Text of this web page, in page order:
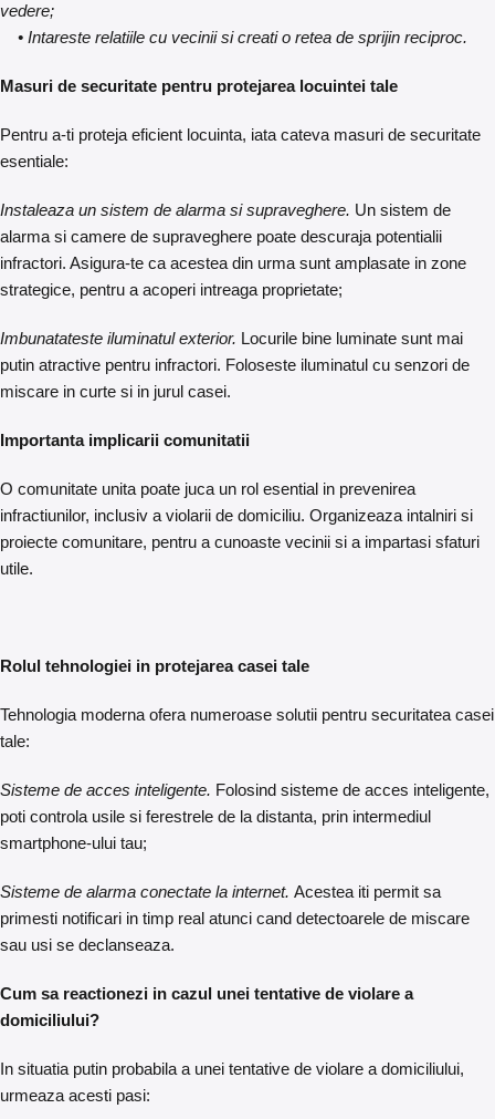
vedere;
• Intareste relatiile cu vecinii si creati o retea de sprijin reciproc.
Masuri de securitate pentru protejarea locuintei tale
Pentru a-ti proteja eficient locuinta, iata cateva masuri de securitate
esentiale:
Instaleaza un sistem de alarma si supraveghere. Un sistem de
alarma si camere de supraveghere poate descuraja potentialii
infractori. Asigura-te ca acestea din urma sunt amplasate in zone
strategice, pentru a acoperi intreaga proprietate;
Imbunatateste iluminatul exterior. Locurile bine luminate sunt mai
putin atractive pentru infractori. Foloseste iluminatul cu senzori de
miscare in curte si in jurul casei.
Importanta implicarii comunitatii
O comunitate unita poate juca un rol esential in prevenirea
infractiunilor, inclusiv a violarii de domiciliu. Organizeaza intalniri si
proiecte comunitare, pentru a cunoaste vecinii si a impartasi sfaturi
utile.
Rolul tehnologiei in protejarea casei tale
Tehnologia moderna ofera numeroase solutii pentru securitatea casei
tale:
Sisteme de acces inteligente. Folosind sisteme de acces inteligente,
poti controla usile si ferestrele de la distanta, prin intermediul
smartphone-ului tau;
Sisteme de alarma conectate la internet. Acestea iti permit sa
primesti notificari in timp real atunci cand detectoarele de miscare
sau usi se declanseaza.
Cum sa reactionezi in cazul unei tentative de violare a
domiciliului?
In situatia putin probabila a unei tentative de violare a domiciliului,
urmeaza acesti pasi: